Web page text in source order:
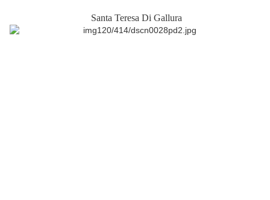
Santa Teresa Di Gallura